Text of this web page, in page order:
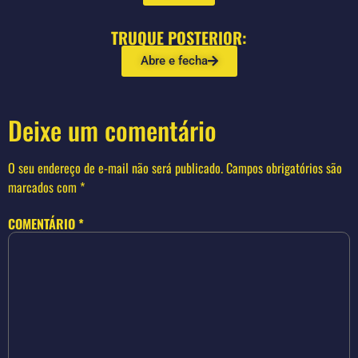
TRUQUE POSTERIOR:
Abre e fecha
Deixe um comentário
O seu endereço de e-mail não será publicado.Campos obrigatórios são
marcados com *
COMENTÁRIO*